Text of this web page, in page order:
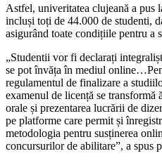
Astfel, univeritatea clujeană a pus
incluși toți de 44.000 de studenti,
asigurând toate condițiile pentru a
„Studentii vor fi declarați
se pot învăța în mediul
regulamentul de finalizare a
examenul de licență se
orale și prezentarea lucrării de
pe platforme care permit și
metodologia pentru susținerea
concursurilor de abilitare”, a spus